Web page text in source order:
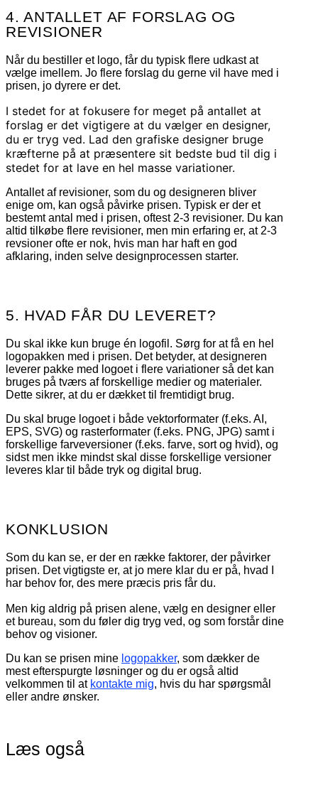
4. ANTALLET AF FORSLAG OG
REVISIONER
Når du bestiller et logo, får du typisk flere udkast at
vælge imellem. Jo flere forslag du gerne vil have med i
prisen, jo dyrere er det.
I stedet for at fokusere for meget på antallet at
forslag er det vigtigere at du vælger en designer,
du er tryg ved. Lad den grafiske designer bruge
kræfterne på at præsentere sit bedste bud til dig i
stedet for at lave en hel masse variationer.
Antallet af revisioner, som du og designeren bliver
enige om, kan også påvirke prisen. Typisk er der et
bestemt antal med i prisen, oftest 2-3 revisioner. Du kan
altid tilkøbe flere revisioner, men min erfaring er, at 2-3
revsioner ofte er nok, hvis man har haft en god
afklaring, inden selve designprocessen starter.
5. HVAD FÅR DU LEVERET?
Du skal ikke kun bruge én logofil. Sørg for at få en hel
logopakken med i prisen. Det betyder, at designeren
leverer pakke med logoet i flere variationer så det kan
bruges på tværs af forskellige medier og materialer.
Dette sikrer, at du er dækket til fremtidigt brug.
Du skal bruge logoet i både vektorformater (f.eks. AI,
EPS, SVG) og rasterformater (f.eks. PNG, JPG) samt i
forskellige farveversioner (f.eks. farve, sort og hvid), og
sidst men ikke mindst skal disse forskellige versioner
leveres klar til både tryk og digital brug.
KONKLUSION
Som du kan se, er der en række faktorer, der påvirker
prisen. Det vigtigste er, at jo mere klar du er på, hvad I
har behov for, des mere præcis pris får du.
Men kig aldrig på prisen alene, vælg en designer eller
et bureau, som du føler dig tryg ved, og som forstår dine
behov og visioner.
Du kan se prisen mine logopakker, som dækker de
mest efterspurgte løsninger og du er også altid
velkommen til at kontakte mig, hvis du har spørgsmål
eller andre ønsker.
Læs også